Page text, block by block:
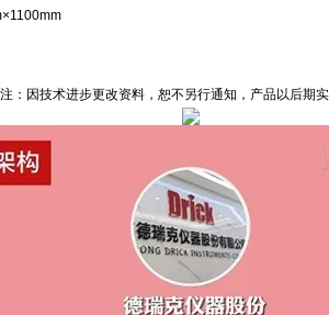
注：因技术进步更改资料，恕不另行通知，产品以后期